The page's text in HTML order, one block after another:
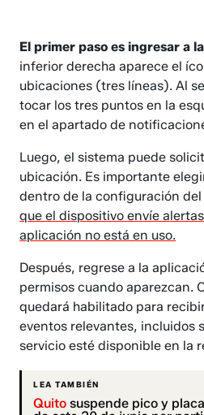
El primer paso es ingresar a
inferior derecha aparece el
ubicaciones (tres líneas). Al
tocar los tres puntos en la
en el apartado de
Luego, el sistema puede
ubicación. Es importante
dentro de la configuración
que el dispositivo envíe
aplicación no está en uso.
Después, regrese a la
permisos cuando aparezcan.
quedará habilitado para
eventos relevantes, incluidos
servicio esté disponible en la
LEA TAMBIÉN
Quito suspende pico y